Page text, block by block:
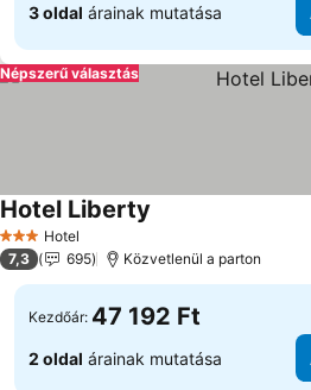
3 oldal árainak mutatása
Népszerű választás
3 Kategória
Hotel
Hotel Liberty
7,3 695 Közvetlenül a parton
Kezdőár: 47 192 Ft
2 oldal árainak mutatása